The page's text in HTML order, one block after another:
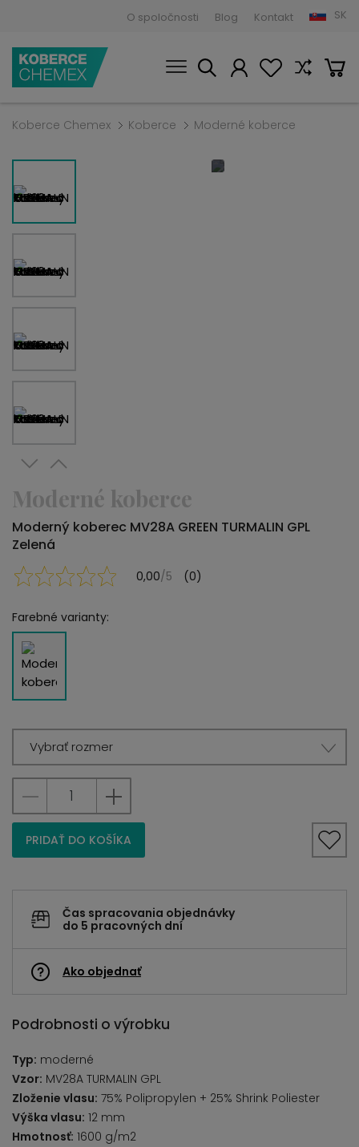
O spoločnosti Blog Kontakt SK
Koberce Chemex Koberce Moderné koberce
Moderné koberce
Moderný koberec MV28A GREEN TURMALIN GPL
Zelená
0,00/5 (0)
Farebné varianty:
Vybrať rozmer
PRIDAŤ DO KOŠÍKA
Čas spracovania objednávky
do 5 pracovných dní
Ako objednať
Podrobnosti o výrobku
Typ: moderné
Vzor: MV28A TURMALIN GPL
Zloženie vlasu: 75% Polipropylen + 25% Shrink Poliester
Výška vlasu: 12 mm
Hmotnosť: 1600 g/m2